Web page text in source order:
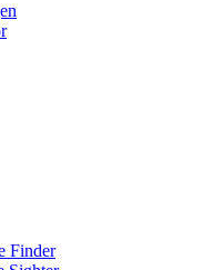
Finder